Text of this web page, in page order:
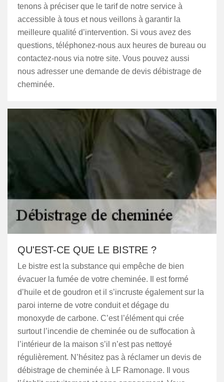
tenons à préciser que le tarif de notre service à
accessible à tous et nous veillons à garantir la
meilleure qualité d’intervention. Si vous avez des
questions, téléphonez-nous aux heures de bureau ou
contactez-nous via notre site. Vous pouvez aussi
nous adresser une demande de devis débistrage de
cheminée.
QU'EST-CE QUE LE BISTRE ?
Le bistre est la substance qui empêche de bien
évacuer la fumée de votre cheminée. Il est formé
d’huile et de goudron et il s’incruste également sur la
paroi interne de votre conduit et dégage du
monoxyde de carbone. C’est l’élément qui crée
surtout l’incendie de cheminée ou de suffocation à
l’intérieur de la maison s’il n’est pas nettoyé
régulièrement. N’hésitez pas à réclamer un devis de
débistrage de cheminée à LF Ramonage. Il vous